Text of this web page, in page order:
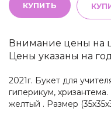
КУПИТЬ
Внимание цены на
Цены указаны на
2021г. Букет для
гиперикум,
желтый . Размер